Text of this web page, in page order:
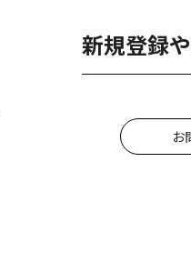
新規登録
お